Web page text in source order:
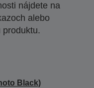
nájdete na
alebo
produktu.
Black)